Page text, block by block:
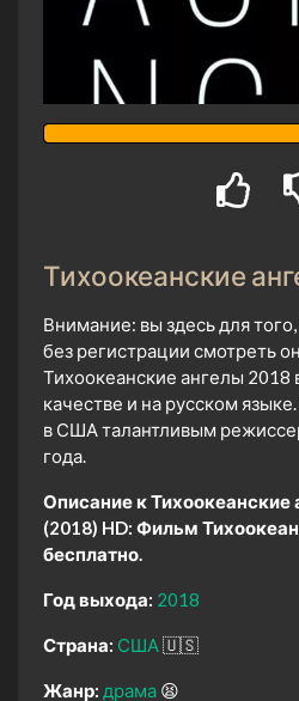
Тихоокеанские
Внимание: вы здесь для
без регистрации смотреть
Тихоокеанские ангелы 2018
качестве и на русском
в США талантливым
года.
Описание к Тихоокеанские
(2018) HD: Фильм
бесплатно.
Год выхода: 2018
Страна: США🇺🇸
Жанр: драма 😫